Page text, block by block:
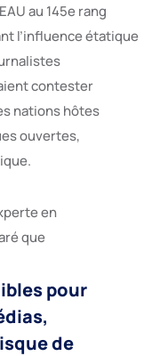
au 145e rang
l’influence étatique
contester
nations hôtes
ouvertes,
en
que
pour
de